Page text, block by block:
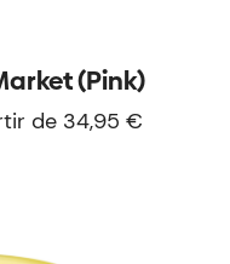
(Pink)
de 34,95 €